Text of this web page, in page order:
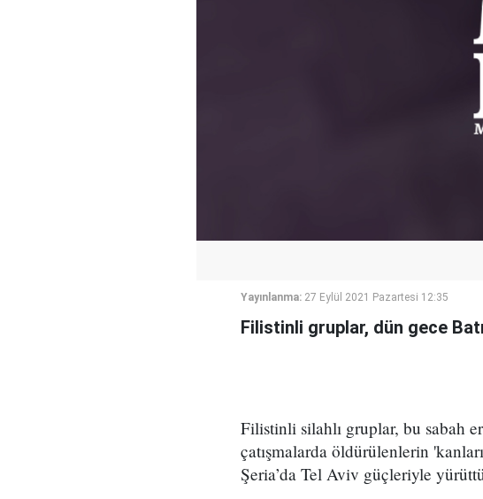
Yayınlanma: 27 Eylül 2021 Pazartesi 12:35
Filistinli gruplar, dün gece
Filistinli silahlı gruplar, bu sabah
çatışmalarda öldürülenlerin
Şeria’da Tel Aviv güçleriyle